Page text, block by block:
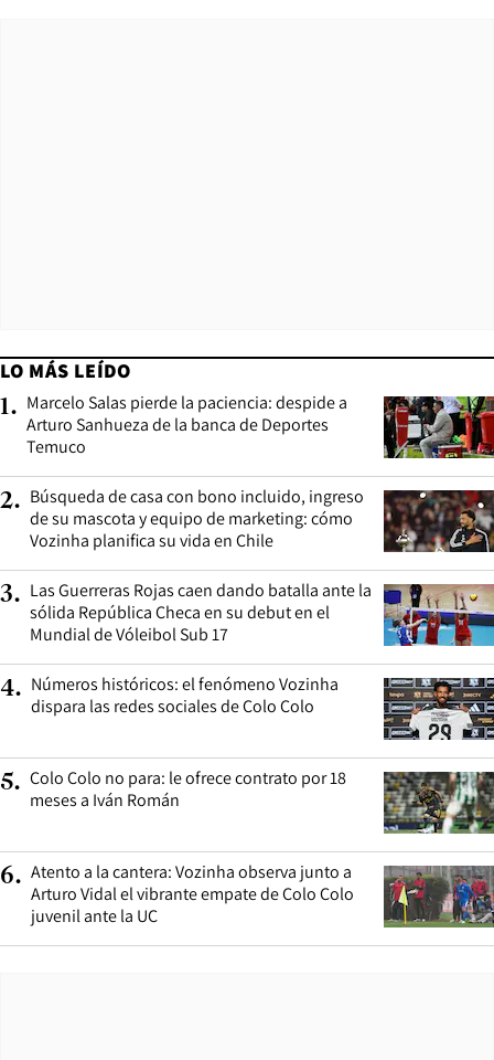
LO MÁS LEÍDO
1. Marcelo Salas pierde la paciencia: despide a
Arturo Sanhueza de la banca de Deportes
Temuco
2. Búsqueda de casa con bono incluido, ingreso
de su mascota y equipo de marketing: cómo
Vozinha planifica su vida en Chile
3. Las Guerreras Rojas caen dando batalla ante la
sólida República Checa en su debut en el
Mundial de Vóleibol Sub 17
4. Números históricos: el fenómeno Vozinha
dispara las redes sociales de Colo Colo
5. Colo Colo no para: le ofrece contrato por 18
meses a Iván Román
6. Atento a la cantera: Vozinha observa junto a
Arturo Vidal el vibrante empate de Colo Colo
juvenil ante la UC